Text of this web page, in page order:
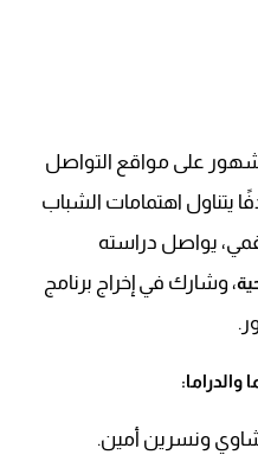
على مواقع التواصل
يتناول اهتمامات الشباب
يواصل دراسته
، وشارك في إخراج برنامج
والدراما:
ونسرين أمين.